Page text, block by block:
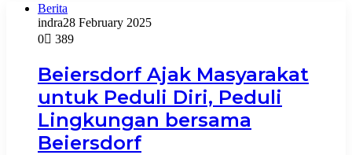
Berita
indra28 February 2025
0
389
Beiersdorf Ajak Masyarakat
untuk Peduli Diri, Peduli
Lingkungan bersama
Beiersdorf